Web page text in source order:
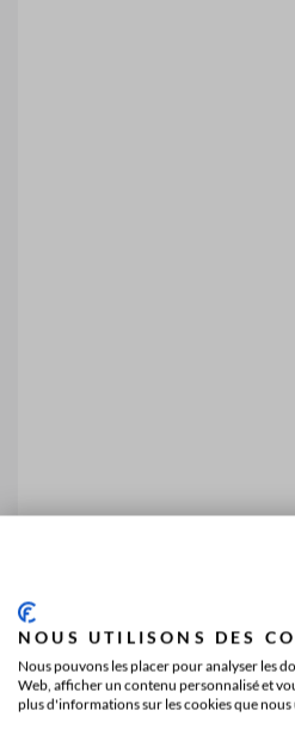
NOUS UTILISONS DES
Nous pouvons les placer pour analyser les
Web, afficher un contenu personnalisé et
plus d'informations sur les cookies que